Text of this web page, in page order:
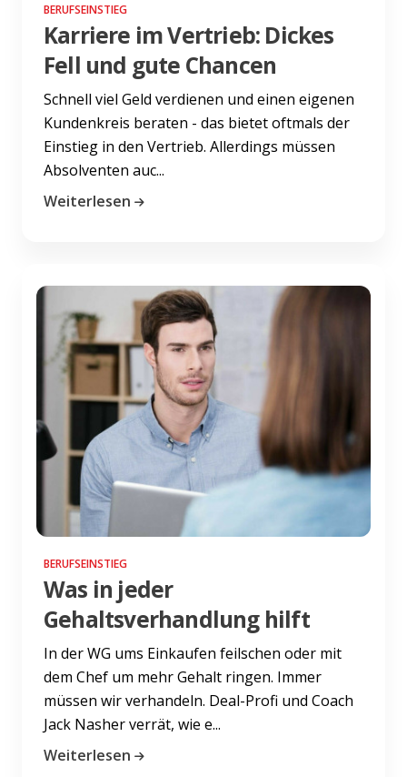
BERUFSEINSTIEG
Karriere im Vertrieb: Dickes
Fell und gute Chancen
Schnell viel Geld verdienen und einen eigenen
Kundenkreis beraten - das bietet oftmals der
Einstieg in den Vertrieb. Allerdings müssen
Absolventen auc...
Weiterlesen
BERUFSEINSTIEG
Was in jeder
Gehaltsverhandlung hilft
In der WG ums Einkaufen feilschen oder mit
dem Chef um mehr Gehalt ringen. Immer
müssen wir verhandeln. Deal-Profi und Coach
Jack Nasher verrät, wie e...
Weiterlesen